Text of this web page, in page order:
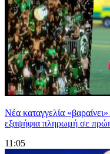
Νέα καταγγελία
εξαψήφια πληρωμή σε
11:05